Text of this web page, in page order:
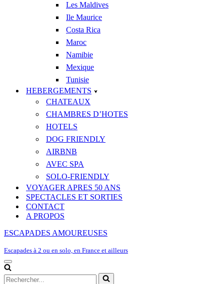
Les Maldives
Ile Maurice
Costa Rica
Maroc
Namibie
Mexique
Tunisie
HEBERGEMENTS
CHATEAUX
CHAMBRES D’HOTES
HOTELS
DOG FRIENDLY
AIRBNB
AVEC SPA
SOLO-FRIENDLY
VOYAGER APRES 50 ANS
SPECTACLES ET SORTIES
CONTACT
A PROPOS
ESCAPADES AMOUREUSES
Escapades à 2 ou en solo, en France et ailleurs
Menu
de
navigation
Rechercher...